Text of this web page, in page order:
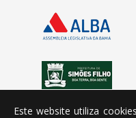
Este website utiliza